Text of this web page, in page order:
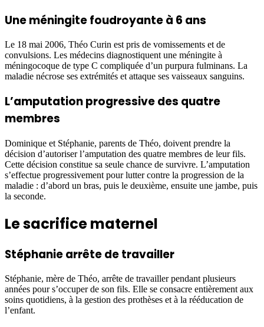
Une méningite foudroyante à 6 ans
Le 18 mai 2006, Théo Curin est pris de vomissements et de
convulsions. Les médecins diagnostiquent une méningite à
méningocoque de type C compliquée d’un purpura fulminans. La
maladie nécrose ses extrémités et attaque ses vaisseaux sanguins.
L’amputation progressive des quatre
membres
Dominique et Stéphanie, parents de Théo, doivent prendre la
décision d’autoriser l’amputation des quatre membres de leur fils.
Cette décision constitue sa seule chance de survivre. L’amputation
s’effectue progressivement pour lutter contre la progression de la
maladie : d’abord un bras, puis le deuxième, ensuite une jambe, puis
la seconde.
Le sacrifice maternel
Stéphanie arrête de travailler
Stéphanie, mère de Théo, arrête de travailler pendant plusieurs
années pour s’occuper de son fils. Elle se consacre entièrement aux
soins quotidiens, à la gestion des prothèses et à la rééducation de
l’enfant.